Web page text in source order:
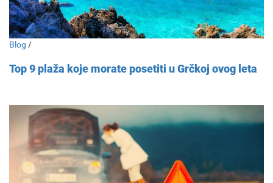
Blog /
Top 9 plaža koje morate posetiti u Grčkoj ovog leta